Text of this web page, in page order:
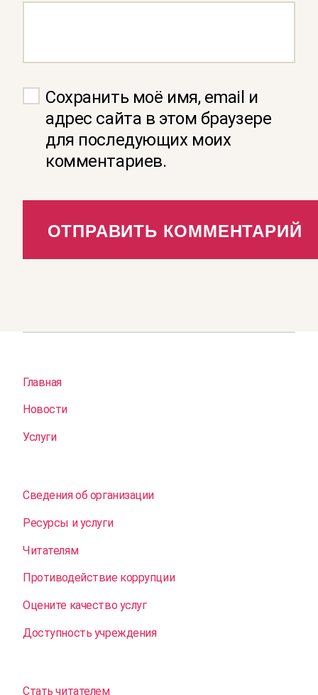
Сохранить моё имя, email и
адрес сайта в этом браузере
для последующих моих
комментариев.
Главная
Новости
Услуги
Сведения об организации
Ресурсы и услуги
Читателям
Противодействие коррупции
Оцените качество услуг
Доступность учреждения
Стать читателем